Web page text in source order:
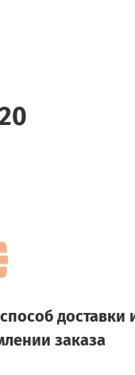
доставки
заказа